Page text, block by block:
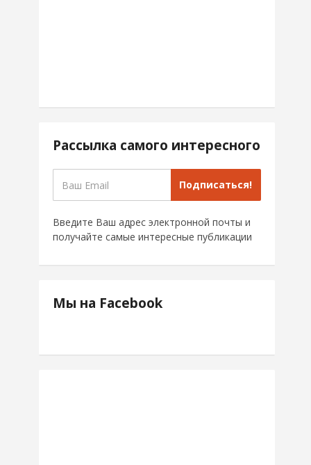
Рассылка самого интересного
Подписаться!
Введите Ваш адрес электронной почты и
получайте самые интересные публикации
Мы на Facebook